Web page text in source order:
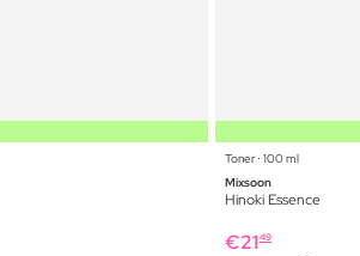
Toner ⋅ 100 ml
Mixsoon
Hinoki Essence
€2149